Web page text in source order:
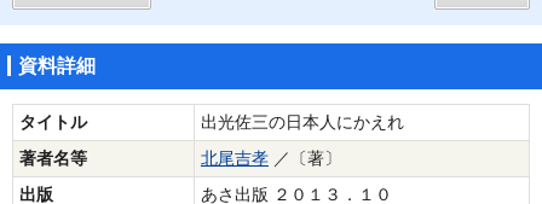
資料詳細
タイトル
出光佐三の日本人にかえれ
著者名等
北尾吉孝 ／〔著〕
出版
あさ出版 ２０１３．１０